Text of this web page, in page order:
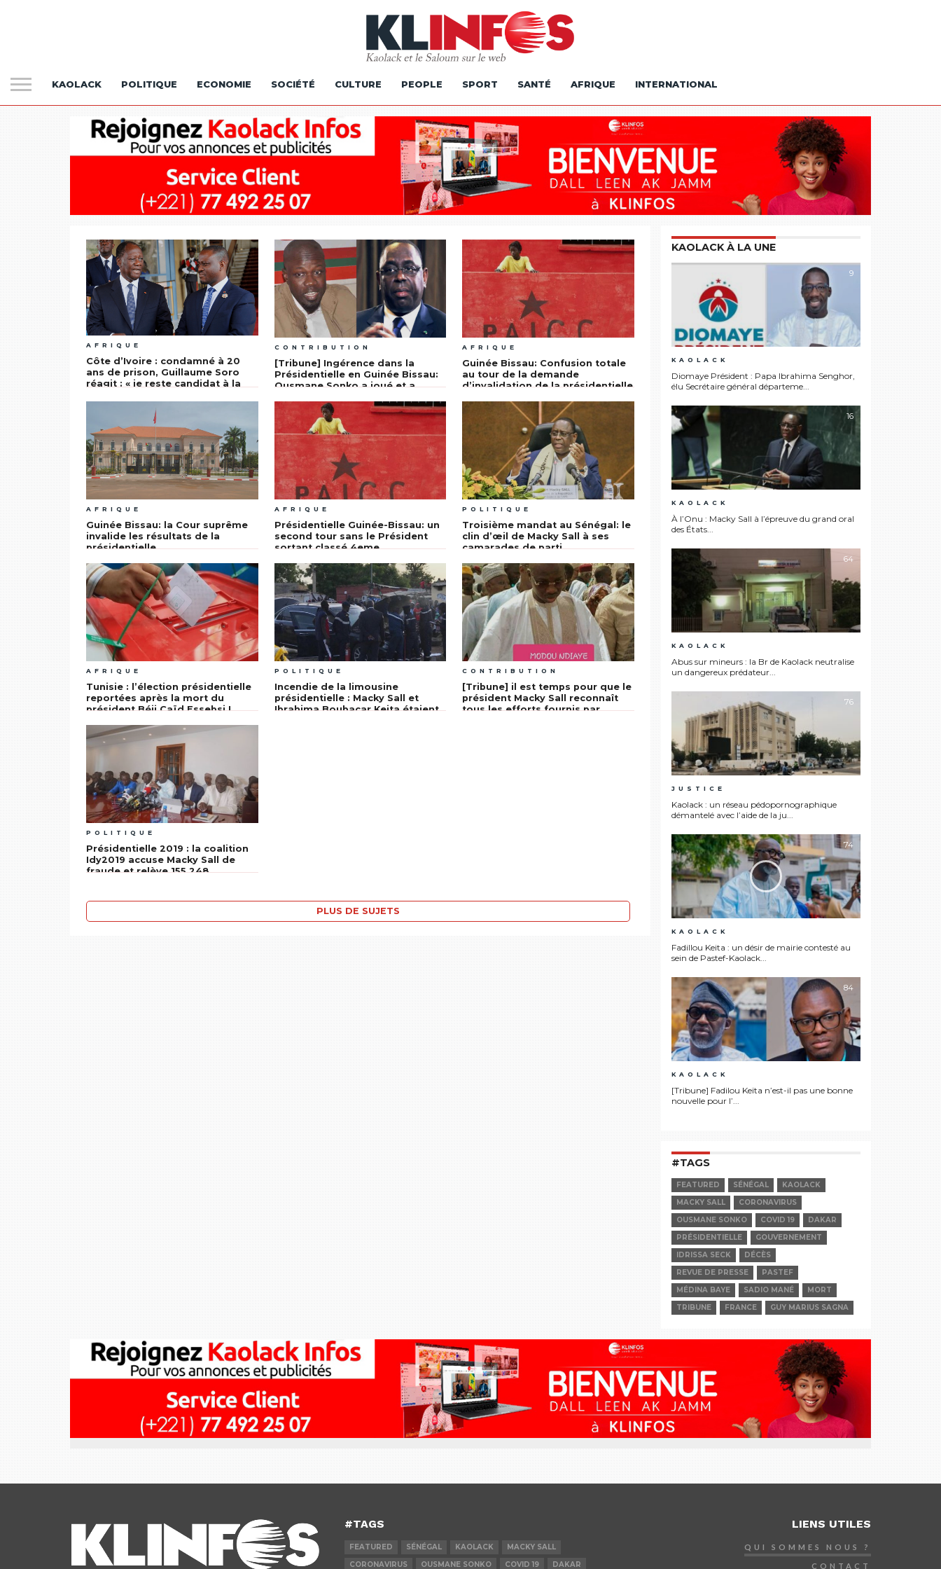
KAOLACK POLITIQUE ECONOMIE SOCIÉTÉ CULTURE PEOPLE SPORT SANTÉ AFRIQUE INTERNATIONAL
AFRIQUE
Côte d’Ivoire : condamné à 20
ans de prison, Guillaume Soro
réagit : « je reste candidat à la
CONTRIBUTION
[Tribune] Ingérence dans la
Présidentielle en Guinée Bissau:
Ousmane Sonko a joué et a
AFRIQUE
Guinée Bissau: Confusion totale
au tour de la demande
d’invalidation de la présidentielle
AFRIQUE
Guinée Bissau: la Cour suprême
invalide les résultats de la
présidentielle
AFRIQUE
Présidentielle Guinée-Bissau: un
second tour sans le Président
sortant classé 4eme
POLITIQUE
Troisième mandat au Sénégal: le
clin d’œil de Macky Sall à ses
camarades de parti
AFRIQUE
Tunisie : l’élection présidentielle
reportées après la mort du
président Béji Caïd Essebsi !
POLITIQUE
Incendie de la limousine
présidentielle : Macky Sall et
Ibrahima Boubacar Keita étaient
CONTRIBUTION
[Tribune] il est temps pour que le
président Macky Sall reconnaît
tous les efforts fournis par
POLITIQUE
Présidentielle 2019 : la coalition
Idy2019 accuse Macky Sall de
fraude et relève 155.248
PLUS DE SUJETS
KAOLACK À LA UNE
9
KAOLACK
Diomaye Président : Papa Ibrahima Senghor,
élu Secrétaire général départeme...
16
KAOLACK
À l’Onu : Macky Sall à l’épreuve du grand oral
des États...
64
KAOLACK
Abus sur mineurs : la Br de Kaolack neutralise
un dangereux prédateur...
76
JUSTICE
Kaolack : un réseau pédopornographique
démantelé avec l’aide de la ju...
74
KAOLACK
Fadillou Keita : un désir de mairie contesté au
sein de Pastef-Kaolack...
84
KAOLACK
[Tribune] Fadilou Keïta n’est-il pas une bonne
nouvelle pour l’...
#TAGS
FEATURED SÉNÉGAL
KAOLACK
MACKY SALL
CORONAVIRUS
OUSMANE SONKO
COVID 19
DAKAR
PRÉSIDENTIELLE
GOUVERNEMENT
IDRISSA SECK
DÉCÈS
REVUE DE PRESSE
PASTEF
MÉDINA BAYE
SADIO MANÉ
MORT
TRIBUNE
FRANCE GUY MARIUS SAGNA
#TAGS
FEATURED SÉNÉGAL KAOLACK
MACKY SALL
CORONAVIRUS
OUSMANE SONKO COVID 19 DAKAR
LIENS UTILES
QUI SOMMES NOUS ?
CONTACT